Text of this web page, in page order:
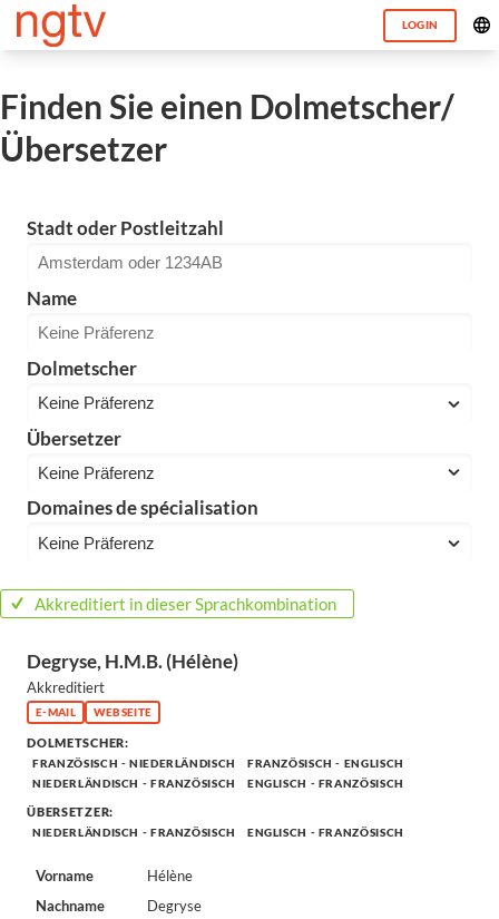
LOGIN
Finden Sie einen Dolmetscher/
Übersetzer
Stadt oder Postleitzahl
Name
Dolmetscher
Übersetzer
Domaines de spécialisation
Akkreditiert in dieser Sprachkombination
Degryse, H.M.B. (Hélène)
Akkreditiert
E-MAIL WEBSEITE
DOLMETSCHER:
FRANZÖSISCH - NIEDERLÄNDISCH
FRANZÖSISCH - ENGLISCH
NIEDERLÄNDISCH - FRANZÖSISCH
ENGLISCH - FRANZÖSISCH
ÜBERSETZER:
NIEDERLÄNDISCH - FRANZÖSISCH ENGLISCH - FRANZÖSISCH
Vorname
Hélène
Nachname
Degryse